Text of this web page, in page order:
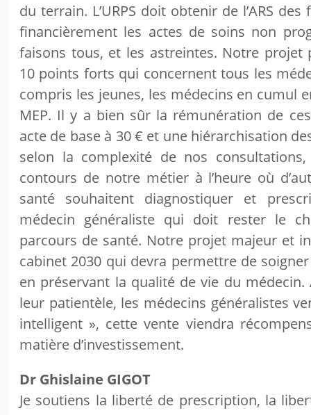
du terrain. L’URPS doit obtenir de l’ARS
financièrement les actes de soins non
faisons tous, et les astreintes. Notre projet
10 points forts qui concernent tous les
compris les jeunes, les médecins en cumul
MEP. Il y a bien sûr la rémunération de
acte de base à 30 € et une hiérarchisation
selon la complexité de nos
contours de notre métier à l’heure où
santé souhaitent diagnostiquer et
médecin généraliste qui doit rester le
parcours de santé. Notre projet majeur et
cabinet 2030 qui devra permettre de
en préservant la qualité de vie du
leur patientèle, les médecins généralistes
intelligent », cette vente viendra
matière d’investissement.
Dr Ghislaine GIGOT
Je soutiens la liberté de prescription, la